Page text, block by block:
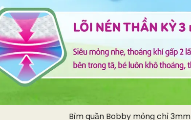
Bỉm quần Bobby mỏng chỉ 3mm